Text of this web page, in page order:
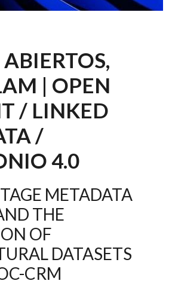
| OPEN
/ LINKED
/
4.0
METADATA
THE
OF
DATASETS
CRM